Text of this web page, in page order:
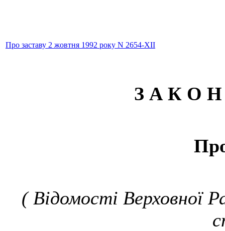
Про заставу 2 жовтня 1992 року N 2654-XII
З А К О
( Відомості Верховної